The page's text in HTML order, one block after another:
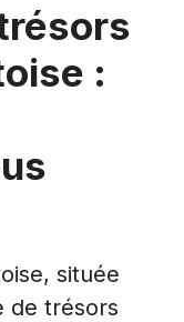
:
située
de trésors